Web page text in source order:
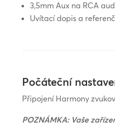
3,5mm Aux na RCA
Uvítací dopis a
Počáteční
Připojení Harmony
POZNÁMKA: Vaše